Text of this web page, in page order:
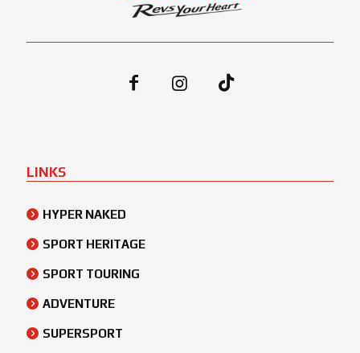
LINKS
HYPER NAKED
SPORT HERITAGE
SPORT TOURING
ADVENTURE
SUPERSPORT